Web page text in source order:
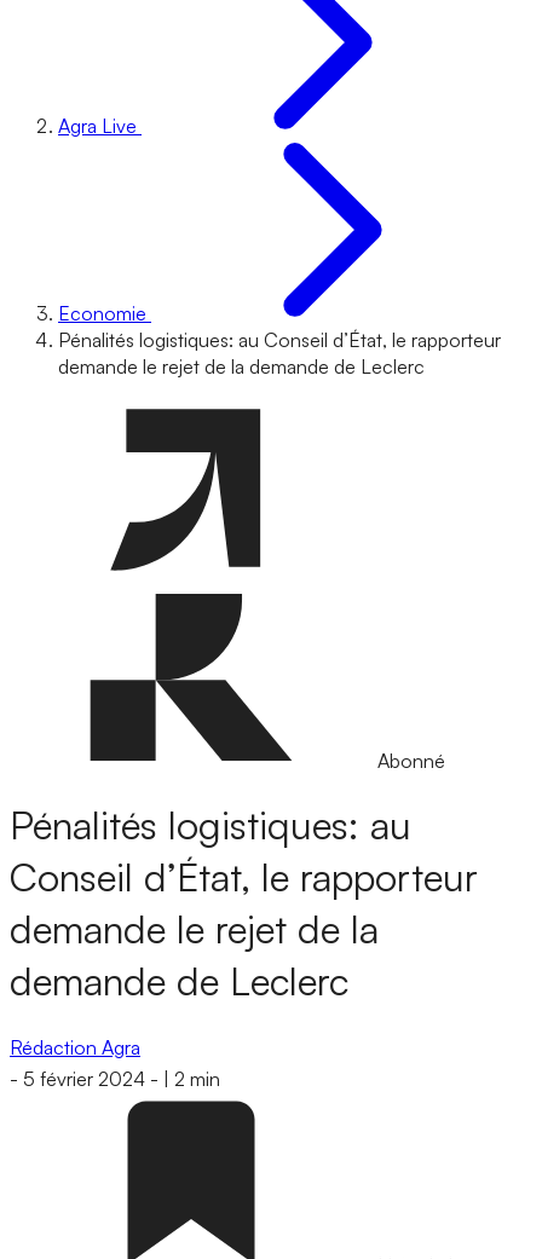
Agra Live
Economie
Pénalités logistiques: au Conseil d’État, le rapporteur
demande le rejet de la demande de Leclerc
Abonné
Pénalités logistiques: au
Conseil d’État, le rapporteur
demande le rejet de la
demande de Leclerc
Rédaction Agra
- 5 février 2024 - 2 min